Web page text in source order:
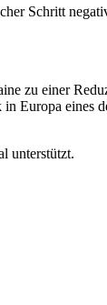
Schritt
zu einer
Europa eines
unterstützt.